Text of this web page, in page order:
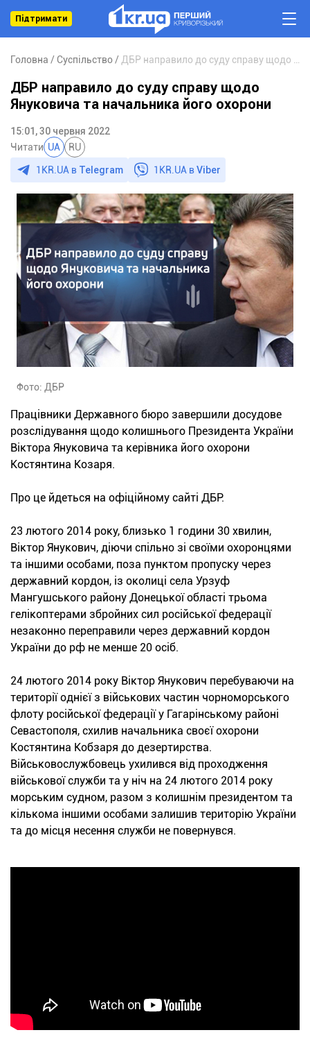
Підтримати
Головна Суспільство
ДБР направило до суду справу щодо
Януковича та начальника його охорони
15:01, 30 червня 2022
Читати UA RU
1KR.UA в Telegram 1KR.UA вViber
Фото: ДБР
Працівники Державного бюро завершили досудове
розслідування щодо колишнього Президента України
Віктора Януковича та керівника його охорони
Костянтина Козаря.
Про це йдеться на офіційному сайті ДБР.
23 лютого 2014 року, близько 1 години 30 хвилин,
Віктор Янукович, діючи спільно зі своїми охоронцями
та іншими особами, поза пунктом пропуску через
державний кордон, із околиці села Урзуф
Мангушського району Донецької області трьома
гелікоптерами збройних сил російської федерації
незаконно переправили через державний кордон
України до рф не менше 20 осіб.
24 лютого 2014 року Віктор Янукович перебуваючи на
території однієї з військових частин чорноморського
флоту російської федерації у Гагарінському районі
Севастополя, схилив начальника своєї охорони
Костянтина Кобзаря до дезертирства.
Військовослужбовець ухилився від проходження
військової служби та у ніч на 24 лютого 2014 року
морським судном, разом з колишнім президентом та
кількома іншими особами залишив територію України
та до місця несення служби не повернувся.